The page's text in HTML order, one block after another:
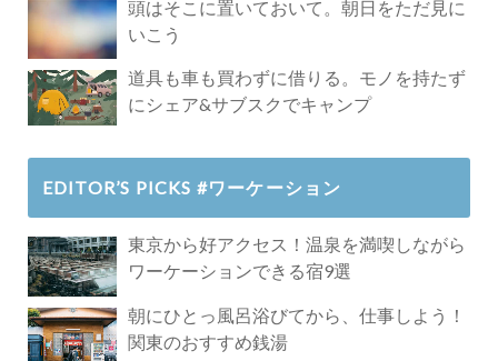
頭はそこに置いておいて。朝日をただ見に
いこう
道具も車も買わずに借りる。モノを持たず
にシェア&サブスクでキャンプ
EDITOR’S PICKS #ワーケーション
東京から好アクセス！温泉を満喫しながら
ワーケーションできる宿9選
朝にひとっ風呂浴びてから、仕事しよう！
関東のおすすめ銭湯